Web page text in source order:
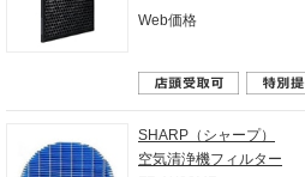
Web価格
SHARP（シャープ）
空気清浄機フィルター